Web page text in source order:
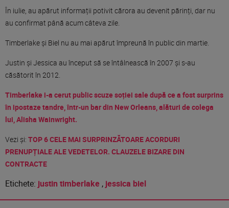
În iulie, au apărut informații potivit cărora au devenit părinți, dar nu
au confirmat până acum câteva zile.
Timberlake și Biel nu au mai apărut împreună în public din martie.
Justin și Jessica au început să se întâlnească în 2007 și s-au
căsătorit în 2012.
Timberlake i-a cerut public scuze soției sale după ce a fost surprins
în ipostaze tandre, într-un bar din New Orleans, alături de colega
lui, Alisha Wainwright.
Vezi și: TOP 6 CELE MAI SURPRINZĂTOARE ACORDURI
PRENUPȚIALE ALE VEDETELOR. CLAUZELE BIZARE DIN
CONTRACTE
Etichete: justin timberlake, jessica biel